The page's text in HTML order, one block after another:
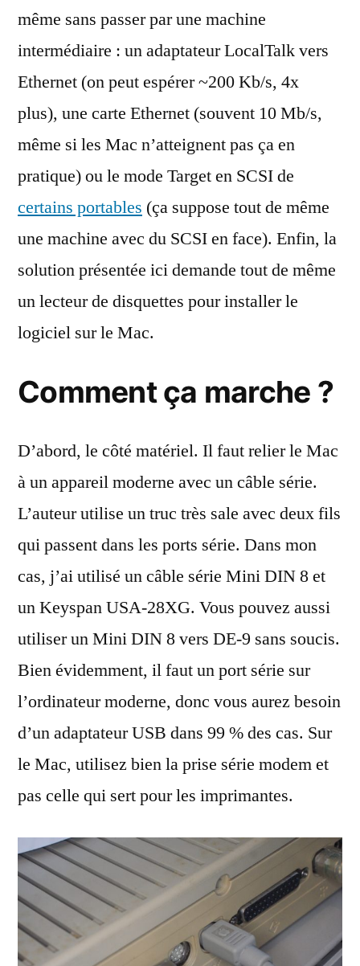
même sans passer par une machine
intermédiaire : un adaptateur LocalTalk vers
Ethernet (on peut espérer ~200 Kb/s, 4x
plus), une carte Ethernet (souvent 10 Mb/s,
même si les Mac n’atteignent pas ça en
pratique) ou le mode Target en SCSI de
certains portables (ça suppose tout de même
une machine avec du SCSI en face). Enfin, la
solution présentée ici demande tout de même
un lecteur de disquettes pour installer le
logiciel sur le Mac.
Comment ça marche ?
D’abord, le côté matériel. Il faut relier le Mac
à un appareil moderne avec un câble série.
L’auteur utilise un truc très sale avec deux fils
qui passent dans les ports série. Dans mon
cas, j’ai utilisé un câble série Mini DIN 8 et
un Keyspan USA-28XG. Vous pouvez aussi
utiliser un Mini DIN 8 vers DE-9 sans soucis.
Bien évidemment, il faut un port série sur
l’ordinateur moderne, donc vous aurez besoin
d’un adaptateur USB dans 99 % des cas. Sur
le Mac, utilisez bien la prise série modem et
pas celle qui sert pour les imprimantes.